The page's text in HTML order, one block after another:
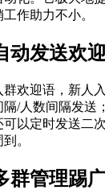
作助力不小。
动发送欢
欢迎语，新人
/人数间隔发送
以定时发送二
。
群管理踢